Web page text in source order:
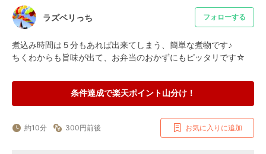
ラズベリっち フォローする
煮込み時間は５分もあれば出来てしまう、簡単な煮物です♪
ちくわからも旨味が出て、お弁当のおかずにもピッタリです☆
条件達成で楽天ポイント山分け！
約10分 300円前後 お気に入りに追加